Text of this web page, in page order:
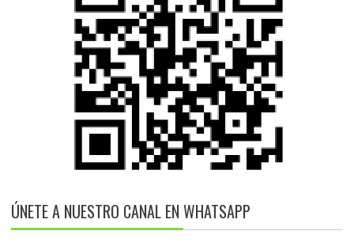
ÚNETE A NUESTRO CANAL EN WHATSAPP